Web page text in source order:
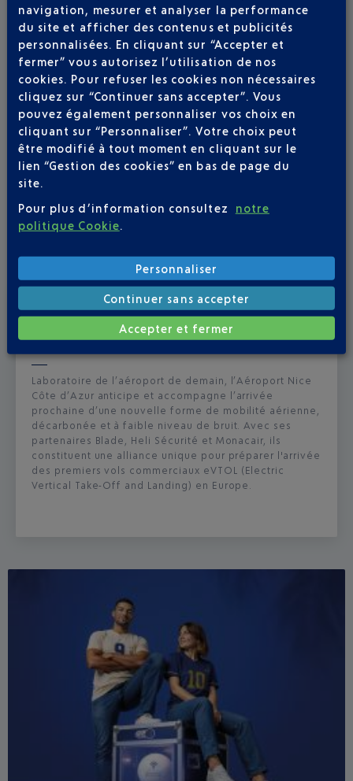
Publiéle 01-07-26
L’AÉROPORT NICE CÔTE D'AZUR DÉVOILE
Laboratoire de l’aéroport de demain, l’Aéroport Nice
Côte d’Azur anticipe et accompagne l’arrivée
prochaine d’une nouvelle forme de mobilité aérienne,
décarbonée et à faible niveau de bruit. Avec ses
partenaires Blade, Heli Sécurité et Monacair, ils
constituent une alliance unique pour préparer l'arrivée
des premiers vols commerciaux eVTOL (Electric
Vertical Take-Off and Landing) en Europe.
navigation, mesurer et analyser la performance
du site et afficher des contenus et publicités
personnalisées. En cliquant sur “Accepter et
fermer” vous autorisez l’utilisation de nos
cookies. Pour refuser les cookies non nécessaires
cliquez sur “Continuer sans accepter”. Vous
pouvez également personnaliser vos choix en
cliquant sur “Personnaliser”. Votre choix peut
être modifié à tout moment en cliquant sur le
lien “Gestion des cookies” en bas de page du
site.
Pour plus d’information consultez
notre
politique Cookie.
Personnaliser
Continuer sans accepter
Accepter et fermer